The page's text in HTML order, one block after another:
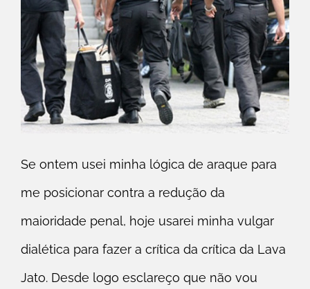
Se ontem usei minha lógica de araque para
me posicionar contra a redução da
maioridade penal, hoje usarei minha vulgar
dialética para fazer a crítica da crítica da Lava
Jato. Desde logo esclareço que não vou